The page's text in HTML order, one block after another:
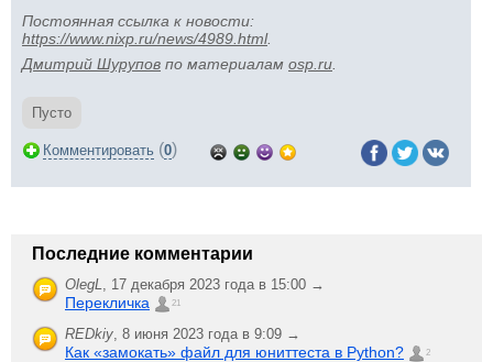
Постоянная ссылка к новости:
https://www.nixp.ru/news/4989.html.
Дмитрий Шурупов по материалам osp.ru
Пусто
Комментировать (0)
Последние комментарии
OlegL, 17 декабря 2023 года в 15:00 →
Перекличка 21
REDkiy, 8 июня 2023 года в 9:09 →
Как «замокать» файл для юниттеста в Python? 2